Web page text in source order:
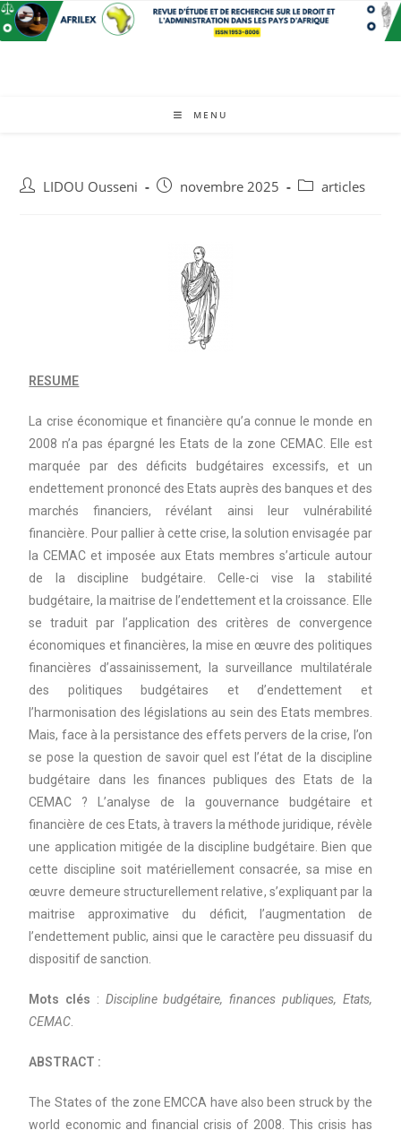
MENU
LIDOU Ousseni novembre 2025 articles
RESUME
La crise économique et financière qu’a connue le monde en
2008 n’a pas épargné les Etats de la zone CEMAC. Elle est
marquée par des déficits budgétaires excessifs, et un
endettement prononcé des Etats auprès des banques et des
marchés financiers, révélant ainsi leur vulnérabilité
financière. Pour pallier à cette crise, la solution envisagée par
la CEMAC et imposée aux Etats membres s’articule autour
de la
discipline budgétaire. Celle-ci vise la stabilité
budgétaire, la maitrise de l’endettement et la croissance. Elle
se traduit par l’application des critères de convergence
économiques et financières, la mise en œuvre des politiques
financières d’assainissement, la surveillance multilatérale
des politiques budgétaires et d’endettement et
l’harmonisation des législations au sein des Etats membres.
Mais, face à la persistance des effets pervers de la crise, l’on
se pose la question de savoir quel est l’état de la discipline
budgétaire dans les finances publiques des Etats de la
CEMAC ? L’analyse de la gouvernance budgétaire et
financière de ces Etats, à travers la méthode juridique, révèle
une application mitigée de la discipline budgétaire. Bien que
cette discipline soit matériellement consacrée, sa mise en
œuvre demeure structurellement relative, s’expliquant par la
maitrise approximative du déficit, l’augmentation de
l’endettement public, ainsi que le caractère peu dissuasif du
dispositif de sanction.
Mots clés : Discipline budgétaire, finances publiques, Etats,
CEMAC
ABSTRACT :
The States of the zone EMCCA have also been struck by the
world economic and financial crisis of 2008. This crisis has